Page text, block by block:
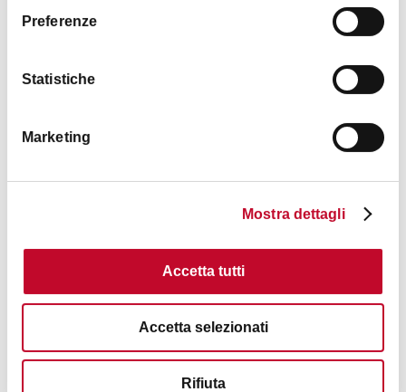
Preferenze
Statistiche
Marketing
Mostra dettagli
Accetta tutti
Accetta selezionati
Rifiuta
Le visite dell'11, 18 e 25 giugno 2022
includeranno la